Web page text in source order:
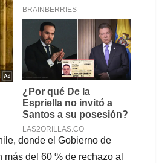
donde el Gobierno de
del 60 % de rechazo al